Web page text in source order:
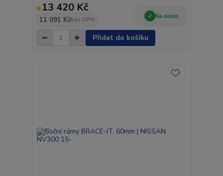
13 420 Kč
11 091 Kčbez DPH
Na dotaz
Přidat do košíku